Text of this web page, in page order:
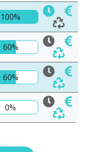
100%
60%
60%
0%